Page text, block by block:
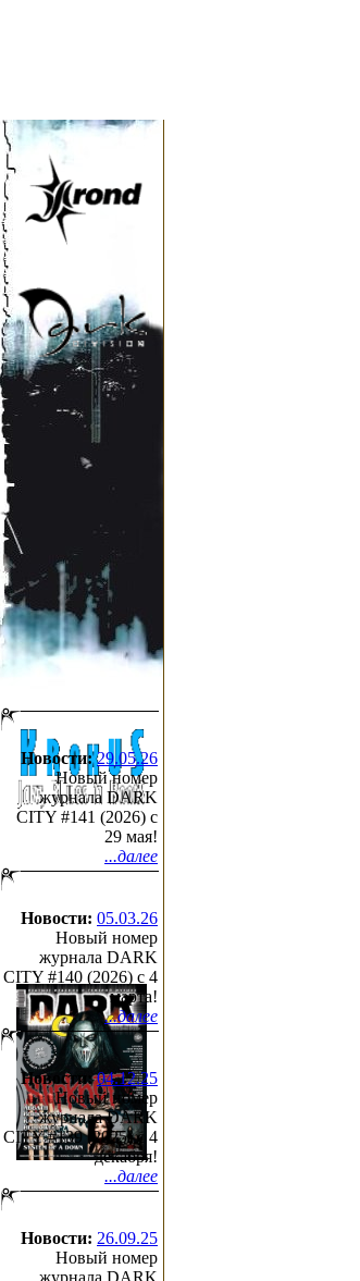
Новости:29.05.26
Новый номер
журнала DARK
CITY #141 (2026) c
29 мая!
...далее
Новости: 05.03.26
Новый номер
журнала DARK
CITY #140 (2026) c 4
марта!
...далее
Новости:04.12.25
Новый номер
журнала DARK
CITY #139 (2025) c 4
декабря!
...далее
Новости: 26.09.25
Новый номер
журнала DARK